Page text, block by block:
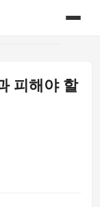
피해야 할